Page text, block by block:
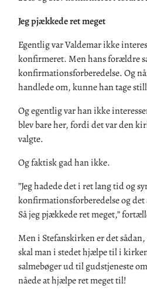
Jeg pjækkede ret meget
Egentlig var Valdemar ikke
konfirmeret. Men hans forældre
konfirmationsforberedelse. Og
handlede om, kunne han tage
Og egentlig var han ikke
blev bare her, fordi det var den
valgte.
Og faktisk gad han ikke.
”Jeg hadede det i ret lang tid og
konfirmationsforberedelse og
Så jeg pjækkede ret meget,”
Men i Stefanskirken er det
skal man i stedet hjælpe til i
salmebøger ud til gudstjeneste
nåede at hjælpe ret meget til!